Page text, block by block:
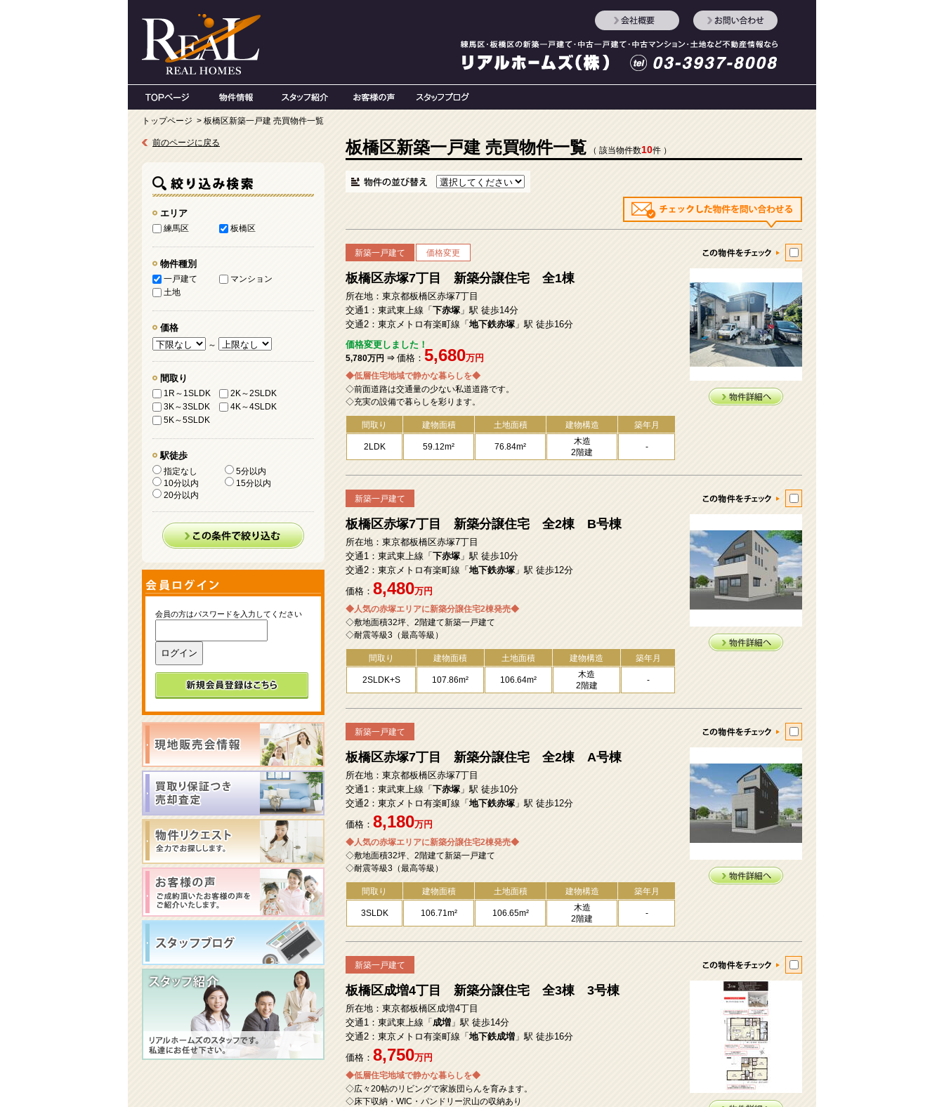
トップページ > 板橋区新築一戸建 売買物件一覧
板橋区新築一戸建 売買物件一覧 （ 該当物件数10件 ）
新築一戸建て 価格変更
板橋区赤塚7丁目 新築分譲住宅 全1棟
所在地：東京都板橋区赤塚7丁目
交通1：東武東上線「 下赤塚 」駅 徒歩14分
交通2：東京メトロ有楽町線「 地下鉄赤塚 」駅 徒歩16分
価格変更しました！
5,780万円 ⇒ 価格： 5,680万円
◆低層住宅地域で静かな暮らしを◆
◇前面道路は交通量の少ない私道道路です。
◇充実の設備で暮らしを彩ります。
間取り 建物面積 土地面積 建物構造 築年月
2LDK 59.12m² 76.84m²
木造
2階建
-
新築一戸建て
板橋区赤塚7丁目 新築分譲住宅 全2棟 B号棟
所在地：東京都板橋区赤塚7丁目
交通1：東武東上線「 下赤塚 」駅 徒歩10分
交通2：東京メトロ有楽町線「地下鉄赤塚 」駅 徒歩12分
価格： 8,480万円
◆人気の赤塚エリアに新築分譲住宅2棟発売◆
◇敷地面積32坪、2階建て新築一戸建て
◇耐震等級3（最高等級）
間取り 建物面積 土地面積 建物構造 築年月
2SLDK+S 107.86m² 106.64m²
木造
2階建
-
新築一戸建て
板橋区赤塚7丁目 新築分譲住宅 全2棟 A号棟
所在地：東京都板橋区赤塚7丁目
交通1：東武東上線「 下赤塚 」駅 徒歩10分
交通2：東京メトロ有楽町線「地下鉄赤塚 」駅 徒歩12分
価格： 8,180万円
◆人気の赤塚エリアに新築分譲住宅2棟発売◆
◇敷地面積32坪、2階建て新築一戸建て
◇耐震等級3（最高等級）
間取り 建物面積 土地面積 建物構造 築年月
3SLDK 106.71m² 106.65m²
木造
2階建
-
新築一戸建て
板橋区成増4丁目 新築分譲住宅 全3棟 3号棟
所在地：東京都板橋区成増4丁目
交通1：東武東上線「 成増 」駅 徒歩14分
交通2：東京メトロ有楽町線「地下鉄成増 」駅 徒歩16分
価格： 8,750万円
◆低層住宅地域で静かな暮らしを◆
◇広々20帖のリビングで家族団らんを育みます。
◇床下収納・WIC・パンドリー沢山の収納あり
前のページに戻る
エリア
練馬区 板橋区
物件種別
一戸建て
マンション
土地
価格
～
間取り
1R～1SLDK
2K～2SLDK
3K～3SLDK
4K～4SLDK
5K～5SLDK
駅徒歩
指定なし
5分以内
10分以内
15分以内
20分以内
会員の方はパスワードを入力してください